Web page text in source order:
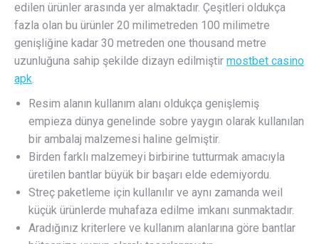
edilen ürünler arasında yer almaktadır. Çeşitleri oldukça
fazla olan bu ürünler 20 milimetreden 100 milimetre
genişliğine kadar 30 metreden one thousand metre
uzunluğuna sahip şekilde dizayn edilmiştir mostbet casino
apk.
Resim alanın kullanım alanı oldukça genişlemiş
empieza dünya genelinde sobre yaygın olarak kullanılan
bir ambalaj malzemesi haline gelmiştir.
Birden farklı malzemeyi birbirine tutturmak amacıyla
üretilen bantlar büyük bir başarı elde edemiyordu.
Streç paketleme için kullanılır ve aynı zamanda weil
küçük ürünlerde muhafaza edilme imkanı sunmaktadır.
Aradığınız kriterlere ve kullanım alanlarına göre bantlar